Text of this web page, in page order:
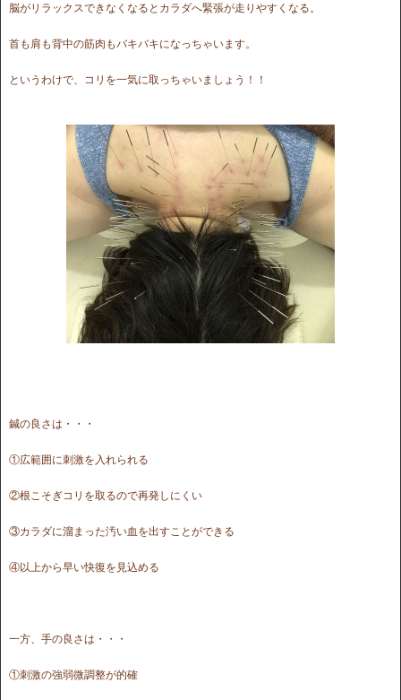
脳がリラックスできなくなるとカラダへ緊張が走りやすくなる。
首も肩も背中の筋肉もバキバキになっちゃいます。
というわけで、コリを一気に取っちゃいましょう！！
鍼の良さは・・・
①広範囲に刺激を入れられる
②根こそぎコリを取るので再発しにくい
③カラダに溜まった汚い血を出すことができる
④以上から早い快復を見込める
一方、手の良さは・・・
①刺激の強弱微調整が的確